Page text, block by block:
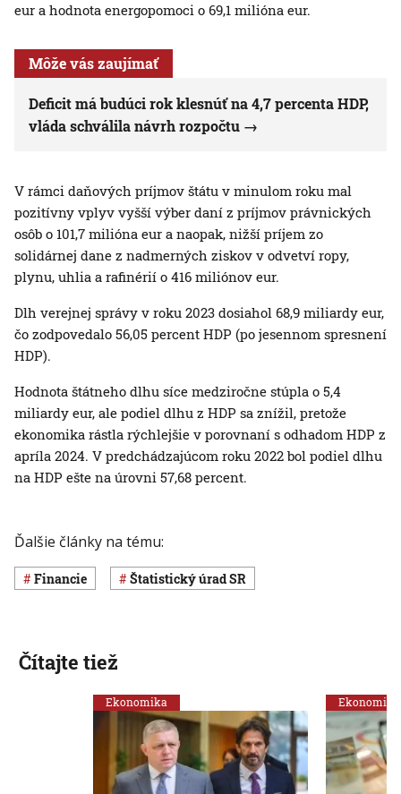
eur a hodnota energopomoci o 69,1 milióna eur.
Môže vás zaujímať
Deficit má budúci rok klesnúť na 4,7 percenta HDP,
vláda schválila návrh rozpočtu
V rámci daňových príjmov štátu v minulom roku mal
pozitívny vplyv vyšší výber daní z príjmov právnických
osôb o 101,7 milióna eur a naopak, nižší príjem zo
solidárnej dane z nadmerných ziskov v odvetví ropy,
plynu, uhlia a rafinérií o 416 miliónov eur.
Dlh verejnej správy v roku 2023 dosiahol 68,9 miliardy eur,
čo zodpovedalo 56,05 percent HDP (po jesennom spresnení
HDP).
Hodnota štátneho dlhu síce medziročne stúpla o 5,4
miliardy eur, ale podiel dlhu z HDP sa znížil, pretože
ekonomika rástla rýchlejšie v porovnaní s odhadom HDP z
apríla 2024. V predchádzajúcom roku 2022 bol podiel dlhu
na HDP ešte na úrovni 57,68 percent.
Ďalšie články na tému:
Financie Štatistický úrad SR
Čítajte tiež
Ekonomika Ekonomika